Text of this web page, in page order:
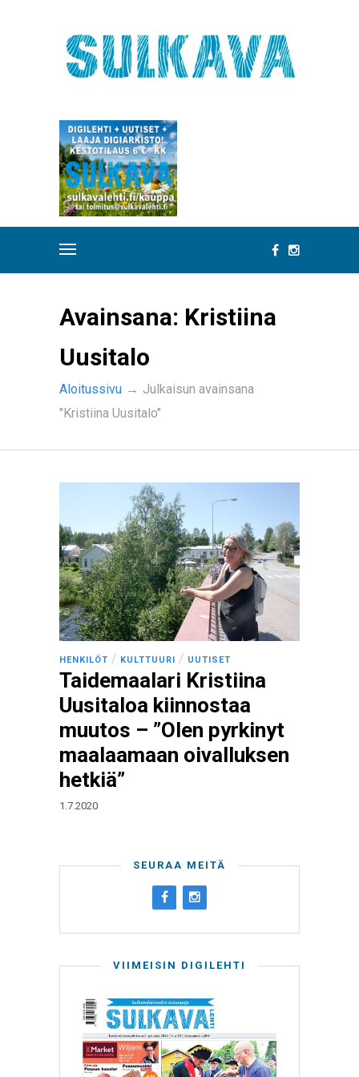
Avainsana: Kristiina
Uusitalo
Aloitussivu → Julkaisun avainsana
"Kristiina Uusitalo"
HENKILÖT / KULTTUURI / UUTISET
Taidemaalari Kristiina
Uusitaloa kiinnostaa
muutos – ”Olen pyrkinyt
maalaamaan oivalluksen
hetkiä”
1.7.2020
SEURAA MEITÄ
VIIMEISIN DIGILEHTI